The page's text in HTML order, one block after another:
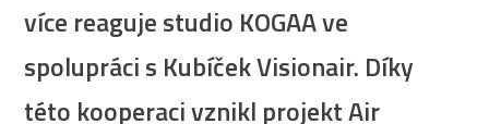
více reaguje studio KOGAA ve
spolupráci s Kubíček Visionair. Díky
této kooperaci vznikl projekt Air